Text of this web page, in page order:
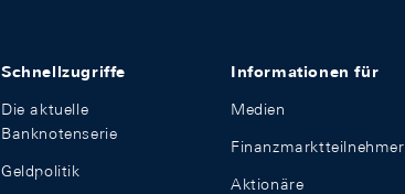
Schnellzugriffe
Die aktuelle
Banknotenserie
Geldpolitik
Informationen für
Medien
Finanzmarktteilnehmer
Aktionäre